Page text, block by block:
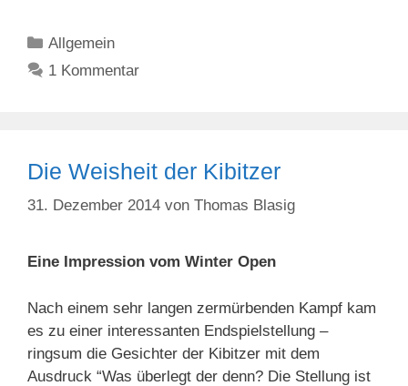
Kategorien
Allgemein
1 Kommentar
Die Weisheit der Kibitzer
31. Dezember 2014 von Thomas Blasig
Eine Impression vom Winter Open
Nach einem sehr langen zermürbenden Kampf kam
es zu einer interessanten Endspielstellung –
ringsum die Gesichter der Kibitzer mit dem
Ausdruck “Was überlegt der denn? Die Stellung ist